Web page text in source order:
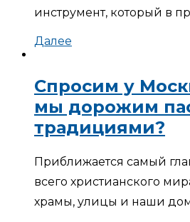
инструмент, который в
Далее
Спросим у
мы дорожим
традициями?
Приближается самый
всего христианского
храмы, улицы и наши